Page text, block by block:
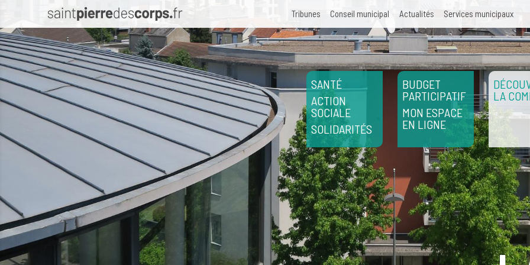
Aller au contenu principal
Tribunes Conseil municipal Actualités Services municipaux
SANTÉ
ACTION
SOCIALE
SOLIDARITÉS
BUDGET
PARTICIPATIF
MON ESPACE
EN LIGNE
LA